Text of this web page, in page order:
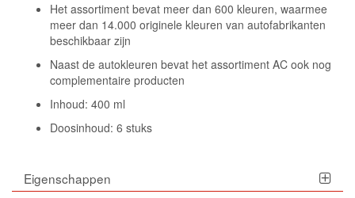
Het assortiment bevat meer dan 600 kleuren, waarmee
meer dan 14.000 originele kleuren van autofabrikanten
beschikbaar zijn
Naast de autokleuren bevat het assortiment AC ook nog
complementaire producten
Inhoud: 400 ml
Doosinhoud: 6 stuks
Eigenschappen